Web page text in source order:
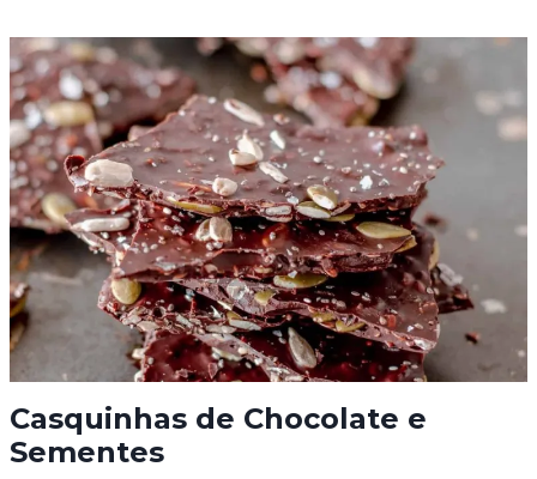
SAUDÁVEL
Casquinhas de Chocolate e
Sementes